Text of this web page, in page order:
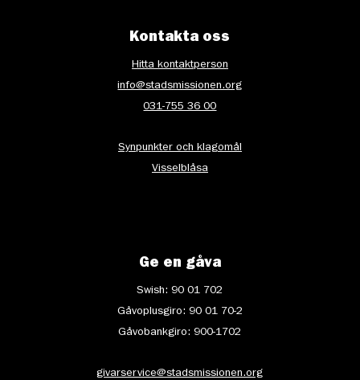
Kontakta oss
Hitta kontaktperson
info@stadsmissionen.org
031-755 36 00
Synpunkter och klagomål
Visselblåsa
Ge en gåva
Swish: 90 01 702
Gåvoplusgiro: 90 01 70-2
Gåvobankgiro: 900-1702
givarservice@stadsmissionen.org